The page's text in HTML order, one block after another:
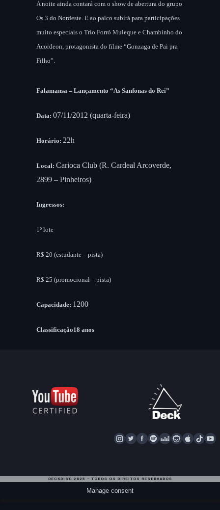
A noite ainda contará com o show de abertura do grupo
Os 3 do Nordeste. E ao palco subirá para participações
muito especiais o Trio Forró Muleque e Chambinho do
Acordeon, protagonista do filme “Gonzaga de Pai pra
Filho”.
Falamansa – Lançamento “As Sanfonas do Rei”
Data: 07/11/2012 (quarta-feira)
Horário: 22h
Local: Carioca Club (R. Cardeal Arcoverde,
2899 – Pinheiros)
Ingressos:
1º lote
R$ 20 (estudante – pista)
R$ 25 (promocional – pista)
Capacidade: 1200
Classificação18 anos
I
N
A
T
W
T
F
A
S
P
I
D
E
E
N
A
T
A
P
E
T
O
U
DECKDISC 2025 – TODOS OS DIREITOS RESERVADOS
Manage consent